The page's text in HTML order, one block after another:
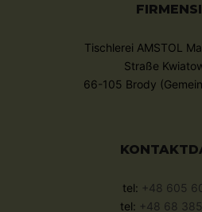
Tischlerei AMSTOL
Straße
66-105 Brody
tel: +48 605
tel: +48 68